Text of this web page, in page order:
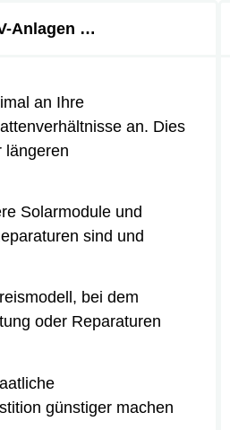
Anlagen …
an Ihre
an. Dies
längeren
Solarmodule und
sind und
bei dem
oder Reparaturen
günstiger machen